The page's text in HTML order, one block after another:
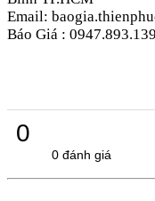
Email:
Báo Giá :
0
0 đánh giá